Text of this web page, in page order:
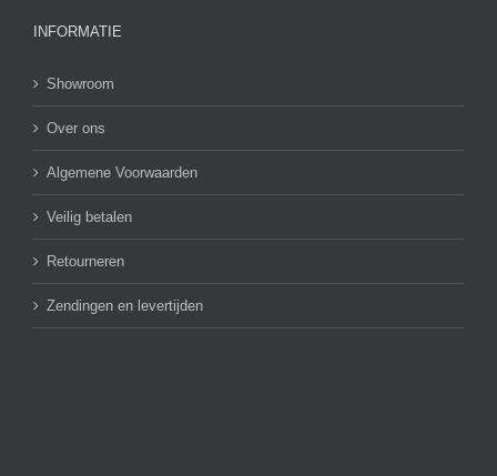
INFORMATIE
Showroom
Over ons
Algemene Voorwaarden
Veilig betalen
Retourneren
Zendingen en levertijden